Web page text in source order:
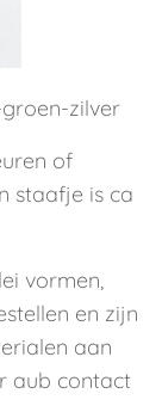
zilver
of
staafje is ca
vormen,
en zijn
aan
aub contact